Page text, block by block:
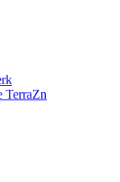
TerraZn